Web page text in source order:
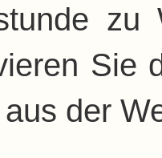
zu
Sie
der